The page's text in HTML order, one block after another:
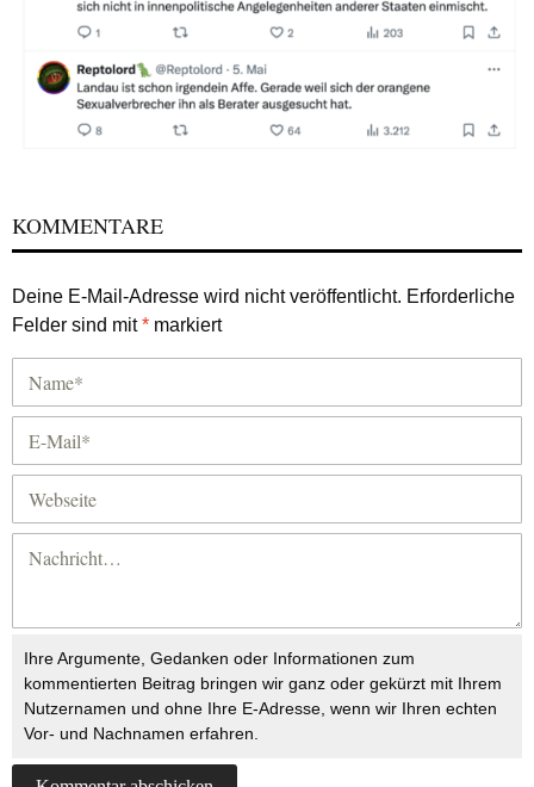
KOMMENTARE
Deine E-Mail-Adresse wird nicht veröffentlicht. Erforderliche
Felder sind mit* markiert
Ihre Argumente, Gedanken oder Informationen zum
kommentierten Beitrag bringen wir ganz oder gekürzt mit Ihrem
Nutzernamen und ohne Ihre E-Adresse, wenn wir Ihren echten
Vor- und Nachnamen erfahren.